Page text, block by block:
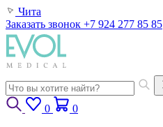
Чита
Заказать звонок +7 924 277 85 85
0 0